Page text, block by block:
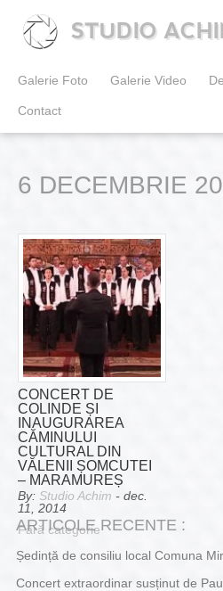
STUDIO
Galerie Foto Galerie Video
Contact
6 DECEMBRIE
CONCERT DE
COLINDE ȘI
INAUGURAREA
CĂMINULUI
CULTURAL DIN
VĂLENII ȘOMCUTEI
– MARAMUREȘ
By: Studio Achim - dec.
11, 2014
Fără categorie
ARTICOLE RECENTE :
Ședință de consiliu local Comuna
Concert extraordinar susținut de